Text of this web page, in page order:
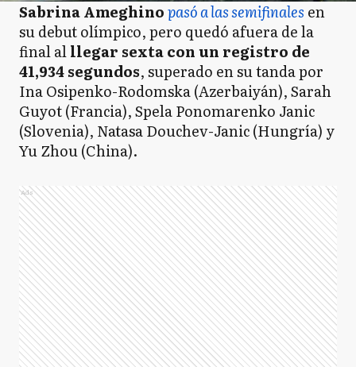
Sabrina Ameghinopasó a las semifinales en
su debut olímpico, pero quedó afuera de la
final alllegar sexta con un registro de
41,934 segundos, superado en su tanda por
Ina Osipenko-Rodomska (Azerbaiyán), Sarah
Guyot (Francia), Spela Ponomarenko Janic
(Slovenia), Natasa Douchev-Janic (Hungría) y
Yu Zhou (China).
Ads